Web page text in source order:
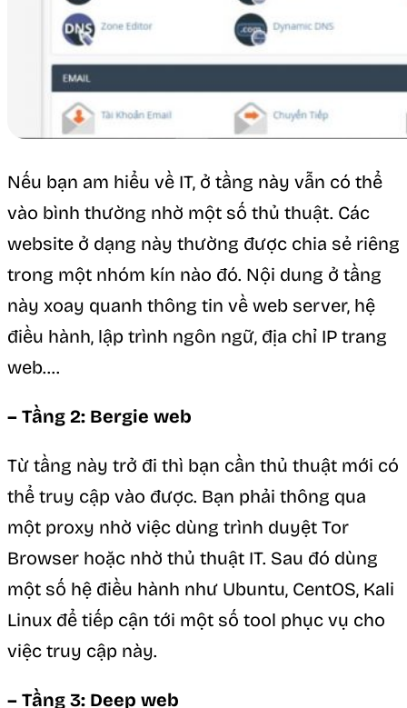
Nếu bạn am hiểu về IT, ở tầng này vẫn có thể
vào bình thường nhờ một số thủ thuật. Các
website ở dạng này thường được chia sẻ riêng
trong một nhóm kín nào đó. Nội dung ở tầng
này xoay quanh thông tin về web server, hệ
điều hành, lập trình ngôn ngữ, địa chỉ IP trang
web….
– Tầng 2: Bergie web
Từ tầng này trở đi thì bạn cần thủ thuật mới có
thể truy cập vào được. Bạn phải thông qua
một proxy nhờ việc dùng trình duyệt Tor
Browser hoặc nhờ thủ thuật IT. Sau đó dùng
một số hệ điều hành như Ubuntu, CentOS, Kali
Linux để tiếp cận tới một số tool phục vụ cho
việc truy cập này.
– Tầng 3: Deep web